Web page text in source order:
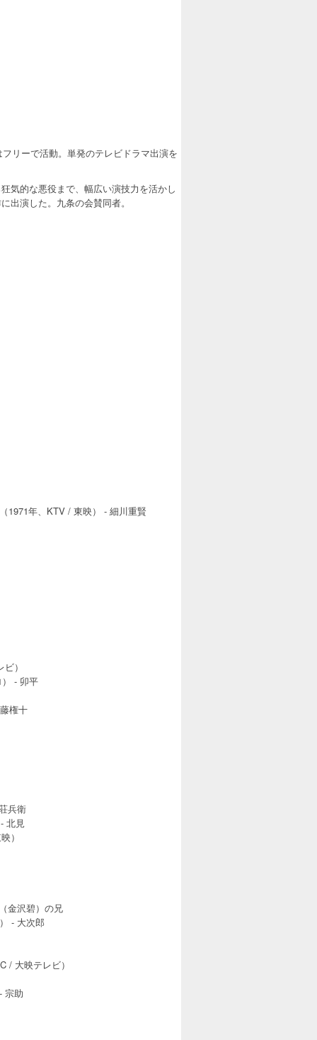
リーで活動。単発のテレビドラマ出演を
気的な悪役まで、幅広い演技力を活かし
出演した。九条の会賛同者。
1971年、KTV / 東映） - 細川重賢
）
- 卯平
権十
兵衛
北見
）
金沢碧）の兄
- 大次郎
/ 大映テレビ）
宗助